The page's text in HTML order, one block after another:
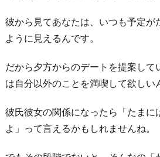
や
る
と・
や
り
こ
彼から見てあなたは、いつも予定が
ように見えるんです。
だから夕方からのデートを提案して
は自分以外のことを満喫して欲しい
彼氏彼女の関係になったら「たまに
よ」って言えるかもしれませんね。